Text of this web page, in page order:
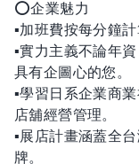
⭕企業魅力
▪加班費按每分鐘
▪實力主義不論年
具有企圖心的您。
▪學習日系企業商
店舖經營管理。
▪展店計畫涵蓋全
牌。